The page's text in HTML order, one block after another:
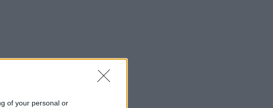
of your personal or